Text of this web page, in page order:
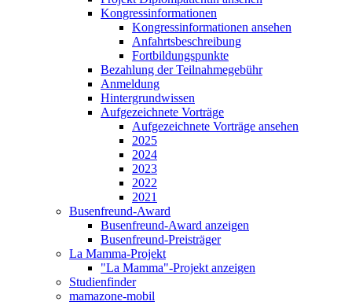
Kongressinformationen
Kongressinformationen ansehen
Anfahrtsbeschreibung
Fortbildungspunkte
Bezahlung der Teilnahmegebühr
Anmeldung
Hintergrundwissen
Aufgezeichnete Vorträge
Aufgezeichnete Vorträge ansehen
2025
2024
2023
2022
2021
Busenfreund-Award
Busenfreund-Award anzeigen
Busenfreund-Preisträger
La Mamma-Projekt
"La Mamma"-Projekt anzeigen
Studienfinder
mamazone-mobil